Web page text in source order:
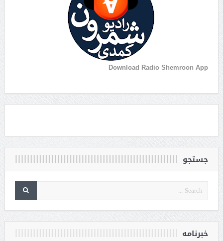
Download Radio Shemroon App
جستجو
خبرنامه